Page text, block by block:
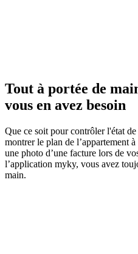
Tout à portée de
vous en avez besoin
Que ce soit pour contrôler l'état
montrer le plan de l’appartement
une photo d’une facture lors de
l’application myky, vous avez
main.